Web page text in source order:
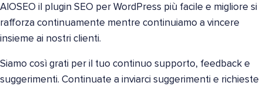
AIOSEO il plugin SEO per WordPress più facile e migliore si
rafforza continuamente mentre continuiamo a vincere
insieme ai nostri clienti.
Siamo così grati per il tuo continuo supporto, feedback e
suggerimenti. Continuate a inviarci suggerimenti e richieste